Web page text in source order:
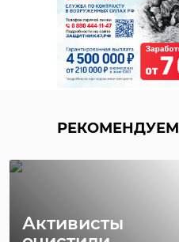
РЕКОМЕНДУЕМ
Активисты